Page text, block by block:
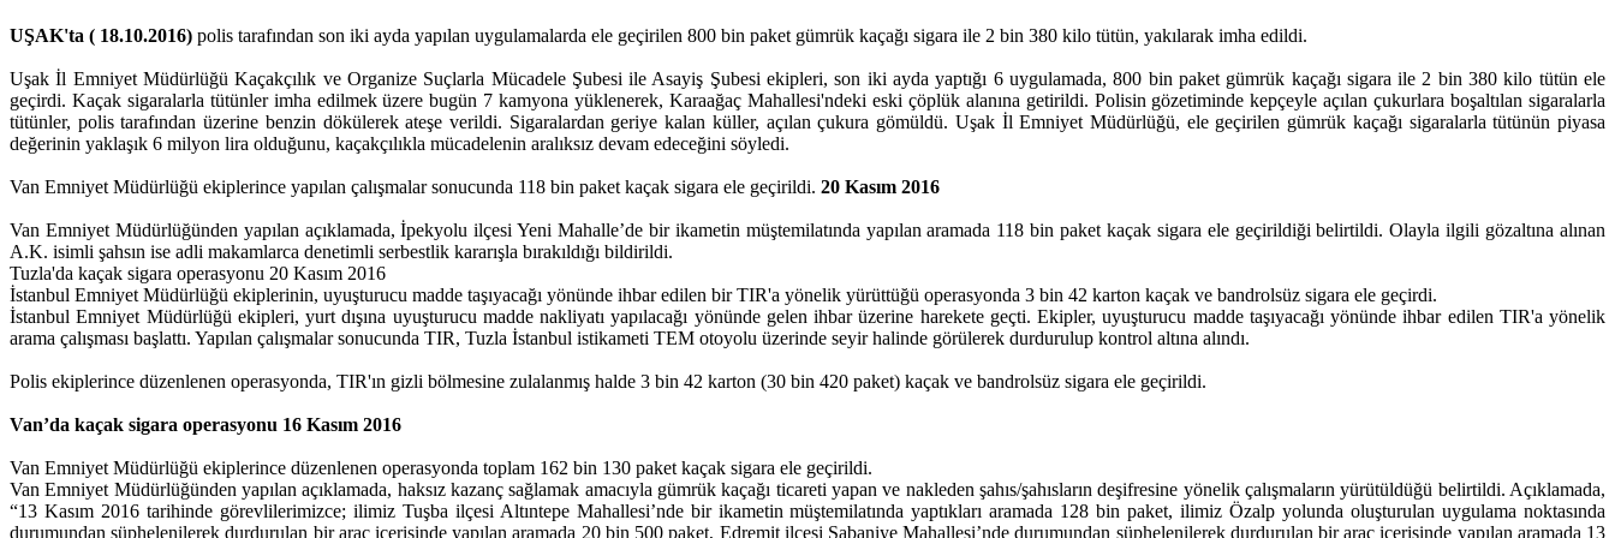
UŞAK'ta ( 18.10.2016) polis tarafından son iki ayda yapılan uygulamalarda ele geçirilen 800 bin paket gümrük kaçağı sigara ile 2 bin 380 kilo tütün, yakılarak imha edildi.
Uşak İl Emniyet Müdürlüğü Kaçakçılık ve Organize Suçlarla Mücadele Şubesi ile Asayiş Şubesi ekipleri, son iki ayda yaptığı 6 uygulamada, 800 bin paket gümrük kaçağı sigara ile 2 bin 380 kilo tütün ele
geçirdi. Kaçak sigaralarla tütünler imha edilmek üzere bugün 7 kamyona yüklenerek, Karaağaç Mahallesi'ndeki eski çöplük alanına getirildi. Polisin gözetiminde kepçeyle açılan çukurlara boşaltılan sigaralarla
tütünler, polis tarafından üzerine benzin dökülerek ateşe verildi. Sigaralardan geriye kalan küller, açılan çukura gömüldü. Uşak İl Emniyet Müdürlüğü, ele geçirilen gümrük kaçağı sigaralarla tütünün piyasa
değerinin yaklaşık 6 milyon lira olduğunu, kaçakçılıkla mücadelenin aralıksız devam edeceğini söyledi.
Van Emniyet Müdürlüğü ekiplerince yapılan çalışmalar sonucunda 118 bin paket kaçak sigara ele geçirildi. 20 Kasım 2016
Van Emniyet Müdürlüğünden yapılan açıklamada, İpekyolu ilçesi Yeni Mahalle’de bir ikametin müştemilatında yapılan aramada 118 bin paket kaçak sigara ele geçirildiği belirtildi. Olayla ilgili gözaltına alınan
A.K. isimli şahsın ise adli makamlarca denetimli serbestlik kararışla bırakıldığı bildirildi.
Tuzla'da kaçak sigara operasyonu 20 Kasım 2016
İstanbul Emniyet Müdürlüğü ekiplerinin, uyuşturucu madde taşıyacağı yönünde ihbar edilen bir TIR'a yönelik yürüttüğü operasyonda 3 bin 42 karton kaçak ve bandrolsüz sigara ele geçirdi.
İstanbul Emniyet Müdürlüğü ekipleri, yurt dışına uyuşturucu madde nakliyatı yapılacağı yönünde gelen ihbar üzerine harekete geçti. Ekipler, uyuşturucu madde taşıyacağı yönünde ihbar edilen TIR'a yönelik
arama çalışması başlattı. Yapılan çalışmalar sonucunda TIR, Tuzla İstanbul istikameti TEM otoyolu üzerinde seyir halinde görülerek durdurulup kontrol altına alındı.
Polis ekiplerince düzenlenen operasyonda, TIR'ın gizli bölmesine zulalanmış halde 3 bin 42 karton (30 bin 420 paket) kaçak ve bandrolsüz sigara ele geçirildi.
Van’da kaçak sigara operasyonu 16 Kasım 2016
Van Emniyet Müdürlüğü ekiplerince düzenlenen operasyonda toplam 162 bin 130 paket kaçak sigara ele geçirildi.
Van Emniyet Müdürlüğünden yapılan açıklamada, haksız kazanç sağlamak amacıyla gümrük kaçağı ticareti yapan ve nakleden şahıs/şahısların deşifresine yönelik çalışmaların yürütüldüğü belirtildi. Açıklamada,
“13 Kasım 2016 tarihinde görevlilerimizce; ilimiz Tuşba ilçesi Altıntepe Mahallesi’nde bir ikametin müştemilatında yaptıkları aramada 128 bin paket, ilimiz Özalp yolunda oluşturulan uygulama noktasında
durumundan şüphelenilerek durdurulan bir araç içerisinde yapılan aramada 20 bin 500 paket, Edremit ilçesi Şabaniye Mahallesi’nde durumundan şüphelenilerek durdurulan bir araç içerisinde yapılan aramada 13